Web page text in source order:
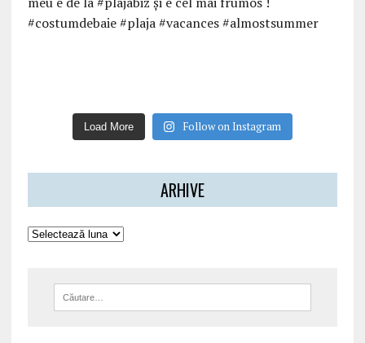
Load More Follow on Instagram
ARHIVE